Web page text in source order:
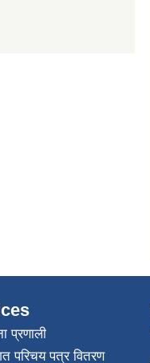
प्रणाली
परिचय पत्र वितरण